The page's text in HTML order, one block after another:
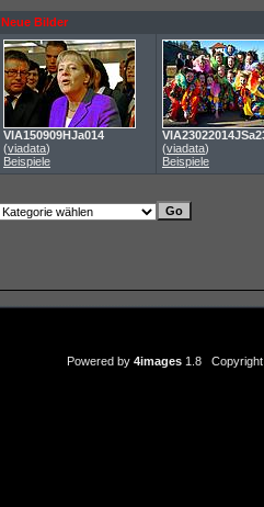
Neue Bilder
VIA150909HJa014
(viadata)
Beispiele
(viadata)
Beispiele
Powered by 4images1.8 Copyright